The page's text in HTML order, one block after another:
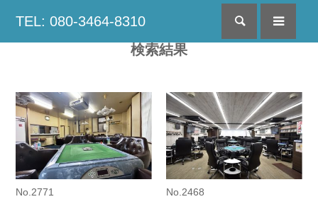
TEL: 080-3464-8310 検索
検索結果
No.2771 No.2468